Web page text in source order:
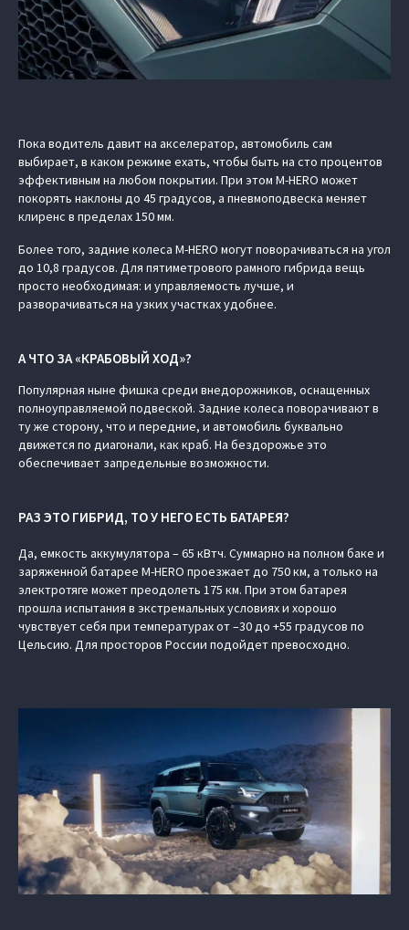
Пока водитель давит на акселератор, автомобиль сам
выбирает, в каком режиме ехать, чтобы быть на сто процентов
эффективным на любом покрытии. При этом M‑HERO может
покорять наклоны до 45 градусов, а пневмоподвеска меняет
клиренс в пределах 150 мм.
Более того, задние колеса M‑HERO могут поворачиваться на угол
до 10,8 градусов. Для пятиметрового рамного гибрида вещь
просто необходимая: и управляемость лучше, и
разворачиваться на узких участках удобнее.
А ЧТО ЗА «КРАБОВЫЙ ХОД»?
Популярная ныне фишка среди внедорожников, оснащенных
полноуправляемой подвеской. Задние колеса поворачивают в
ту же сторону, что и передние, и автомобиль буквально
движется по диагонали, как краб. На бездорожье это
обеспечивает запредельные возможности.
РАЗ ЭТО ГИБРИД, ТО У НЕГО ЕСТЬ БАТАРЕЯ?
Да, емкость аккумулятора – 65 кВтч. Суммарно на полном баке и
заряженной батарее M‑HERO проезжает до 750 км, а только на
электротяге может преодолеть 175 км. При этом батарея
прошла испытания в экстремальных условиях и хорошо
чувствует себя при температурах от –30 до +55 градусов по
Цельсию. Для просторов России подойдет превосходно.